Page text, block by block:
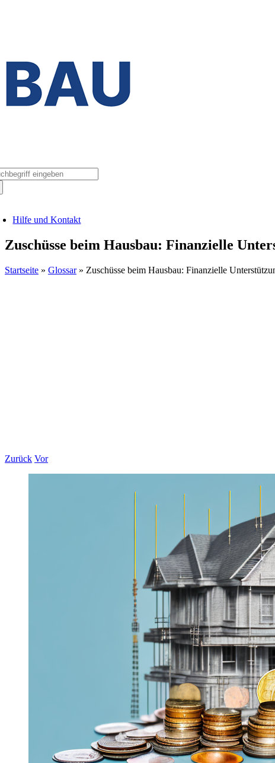
Hilfe und Kontakt
Zuschüsse beim Hausbau: Finanzielle
Startseite » Glossar» Zuschüsse beim Hausbau: Finanzielle
Zurück Vor